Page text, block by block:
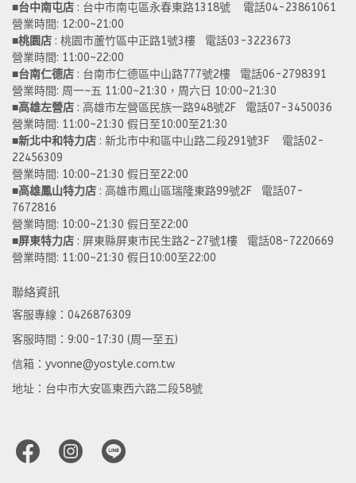
■台中南屯店 : 台中市南屯區永春東路1318號    電話04-23861061
營業時間: 12:00~21:00
■桃園店 : 桃園市蘆竹區中正路1號3樓   電話03-3223673
營業時間: 11:00~22:00
■台南仁德店 : 台南市仁德區中山路777號2樓   電話06-2798391
營業時間: 周一~五 11:00~21:30，周六日 10:00~21:30
■高雄左營店 : 高雄市左營區民族一路948號2F   電話07-3450036
營業時間: 11:00~21:30 假日至10:00至21:30
■新北中和特力店 : 新北市中和區中山路二段291號3F    電話02-
22456309
營業時間: 10:00~21:30 假日至22:00
■高雄鳳山特力店 : 高雄市鳳山區瑞隆東路99號2F   電話07-
7672816
營業時間: 10:00~21:30 假日至22:00
■屏東特力店 : 屏東縣屏東市民生路2-27號1樓   電話08-7220669
營業時間: 11:00~21:30 假日10:00至22:00
聯絡資訊
客服專線：0426876309
客服時間：9:00-17:30 (周一至五)
信箱：yvonne@yostyle.com.tw
地址：台中市大安區東西六路二段58號